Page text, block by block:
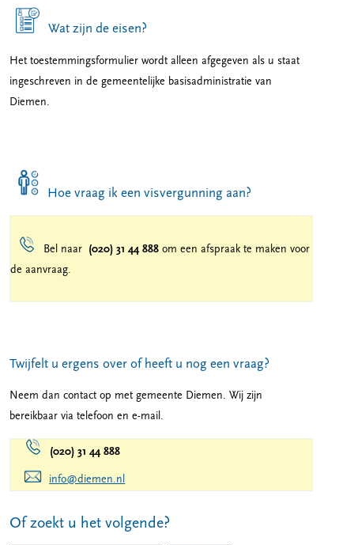
Wat zijn de eisen?
Het toestemmingsformulier wordt alleen afgegeven als u staat
ingeschreven in de gemeentelijke basisadministratie van
Diemen.
Hoe vraag ik een visvergunning aan?
Bel naar (020) 31 44 888om een afspraak te maken voor
de aanvraag.
Twijfelt u ergens over of heeft u nog een vraag?
Neem dan contact op met gemeente Diemen. Wij zijn
bereikbaar via telefoon en e-mail.
(020) 31 44 888
info@diemen.nl
Of zoekt u het volgende?